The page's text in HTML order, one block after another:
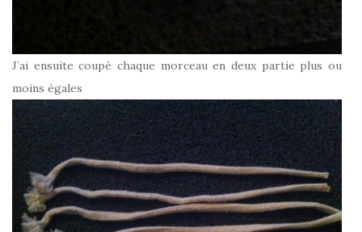
J’ai ensuite coupé chaque morceau en deux partie plus ou
moins égales